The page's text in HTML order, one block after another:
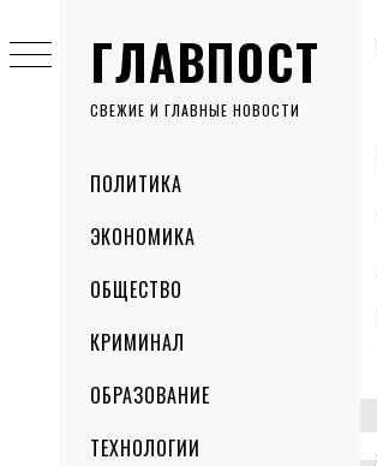
ГЛАВПОСТ
СВЕЖИЕ И ГЛАВНЫЕ НОВОСТИ
MenuПОЛИТИКА
ЭКОНОМИКА
ОБЩЕСТВО
КРИМИНАЛ
ОБРАЗОВАНИЕ
ТЕХНОЛОГИИ
to
content